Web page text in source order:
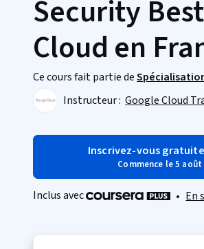
Security
Cloud en
Ce cours fait partie de
Instructeur : Google Cloud
Inscrivez-vous
Commence le 5 août
Inclus avec • En